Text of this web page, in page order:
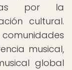
por la
cultural.
musical,
global